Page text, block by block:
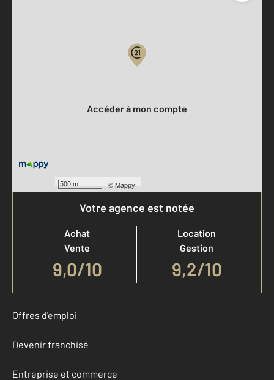
500 m ©Mappy
Accéder à mon compte
Votre agence est notée
Achat
Vente
9,0/10
Location
Gestion
9,2/10
Offres d'emploi
Devenir franchisé
Entreprise et commerce